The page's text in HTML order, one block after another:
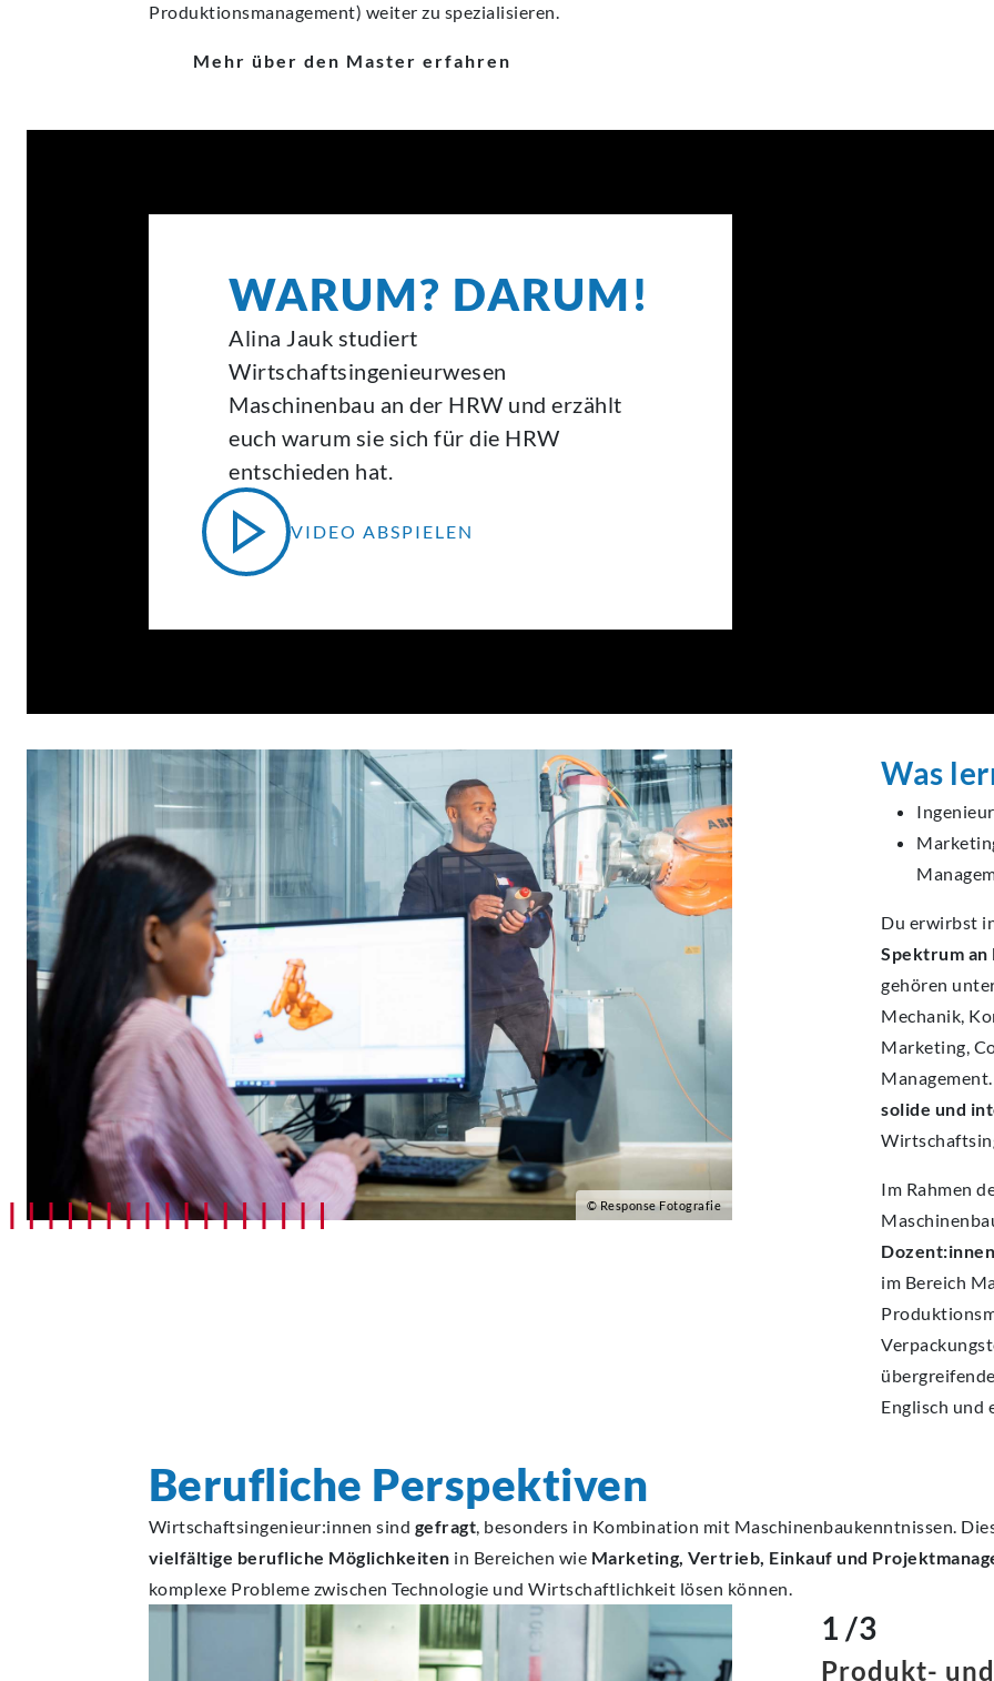
Produktionsmanagement) weiter zu spezialisieren.
Mehr über den Master erfahren
WARUM? DARUM!
Alina Jauk studiert
Wirtschaftsingenieurwesen
Maschinenbau an der HRW und erzählt
euch warum sie sich für die HRW
entschieden hat.
VIDEO ABSPIELEN
© Response Fotografie
Was
Du erwirbst
Spektrum an
gehören
Mechanik,
Marketing,
solide und
Im Rahmen
Dozent:innen
im Bereich
Englisch und
Berufliche Perspektiven
Wirtschaftsingenieur:innen sind gefragt, besonders in Kombination mit Maschinenbaukenntnissen.
vielfältige berufliche Möglichkeiten in Bereichen wie Marketing, Vertrieb, Einkauf und
komplexe Probleme zwischen Technologie und Wirtschaftlichkeit lösen können.
1 /3
Produkt-